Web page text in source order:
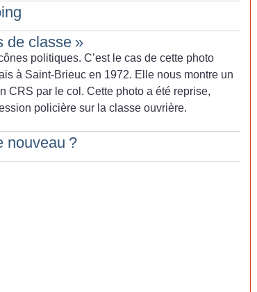
de classe »
politiques. C’est le cas de cette photo
à Saint-Brieuc en 1972. Elle nous montre un
CRS par le col. Cette photo a été reprise,
policière sur la classe ouvrière.
nouveau ?